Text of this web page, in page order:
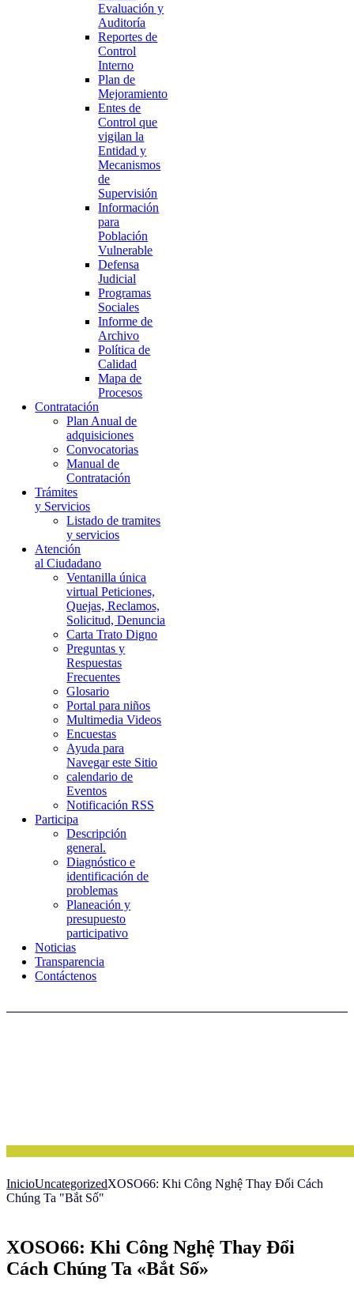
Evaluación y
Auditoría
Reportes de
Control
Interno
Plan de
Mejoramiento
Entes de
Control que
vigilan la
Entidad y
Mecanismos
de
Supervisión
Información
para
Población
Vulnerable
Defensa
Judicial
Programas
Sociales
Informe de
Archivo
Política de
Calidad
Mapa de
Procesos
Contratación
Plan Anual de
adquisiciones
Convocatorias
Manual de
Contratación
Trámites
y Servicios
Listado de tramites
y servicios
Atención
al Ciudadano
Ventanilla única
virtual Peticiones,
Quejas, Reclamos,
Solicitud, Denuncia
Carta Trato Digno
Preguntas y
Respuestas
Frecuentes
Glosario
Portal para niños
Multimedia Videos
Encuestas
Ayuda para
Navegar este Sitio
calendario de
Eventos
Notificación RSS
Participa
Descripción
general.
Diagnóstico e
identificación de
problemas
Planeación y
presupuesto
participativo
Noticias
Transparencia
Contáctenos
InicioUncategorizedXOSO66: Khi Công Nghệ Thay Đổi Cách
Chúng Ta "Bắt Số"
XOSO66: Khi Công Nghệ Thay Đổi
Cách Chúng Ta «Bắt Số»